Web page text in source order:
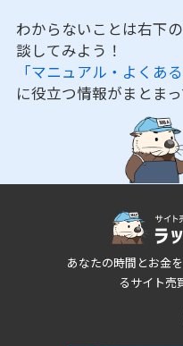
わからないことは右下の
談してみよう！
「マニュアル・よくあ
に役立つ情報がまとまっ
あなたの時間とお金
るサイト売